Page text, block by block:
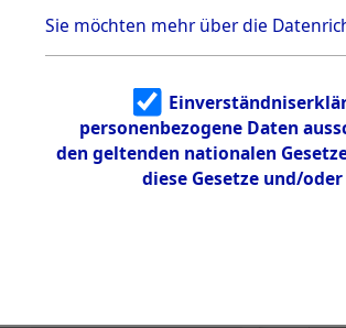
Landesentsch
ädigungsamt
Effekten aus
dem KZ
Neuengamm
e
1.2.9.4
Effekten nicht
Sie möchten mehr über die
personenbezogene Daten
den geltenden nationalen
diese Gesetze und/